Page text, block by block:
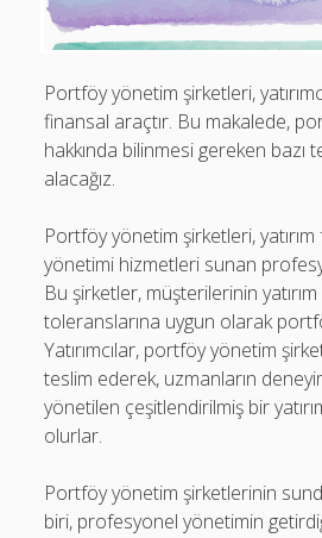
Portföy yönetim şirketleri,
finansal araçtır. Bu makalede,
hakkında bilinmesi gereken bazı
alacağız.
Portföy yönetim şirketleri, yatırım
yönetimi hizmetleri sunan
Bu şirketler, müşterilerinin
toleranslarına uygun olarak
Yatırımcılar, portföy yönetim
teslim ederek, uzmanların
yönetilen çeşitlendirilmiş bir
olurlar.
Portföy yönetim şirketlerinin
biri, profesyonel yönetimin